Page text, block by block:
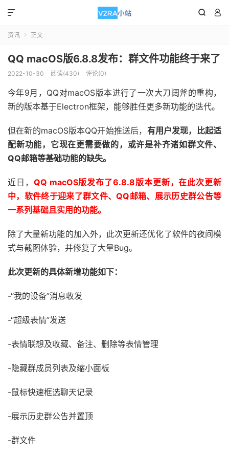
 

资讯  正文
QQ macOS版6.8.8发布：群文件功能终于来了
2022-10-30 阅读(430) 评论(0)
今年9月，QQ对macOS版本进行了一次大刀阔斧的重构，
新的版本基于Electron框架，能够胜任更多新功能的迭代。
但在新的macOS版本QQ开始推送后， 有用户发现，比起适
配新功能，它现在更需要做的，或许是补齐诸如群文件、
QQ邮箱等基础功能的缺失。
近日， QQ macOS版发布了6.8.8版本更新，在此次更新
中，软件终于迎来了群文件、QQ邮箱、展示历史群公告等
一系列基础且实用的功能。
除了大量新功能的加入外，此次更新还优化了软件的夜间模
式与截图体验，并修复了大量Bug。
此次更新的具体新增功能如下：
-“我的设备”消息收发
-“超级表情”发送
-表情联想及收藏、备注、删除等表情管理
-隐藏群成员列表及缩小面板
-鼠标快速框选聊天记录
-展示历史群公告并置顶
-群文件